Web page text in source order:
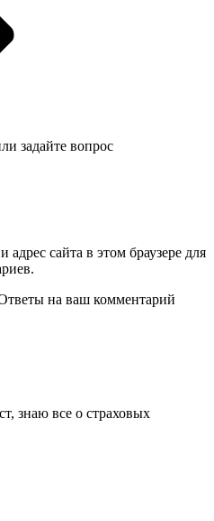
задайте вопрос
сайта в этом браузере для
на ваш комментарий
знаю все о страховых